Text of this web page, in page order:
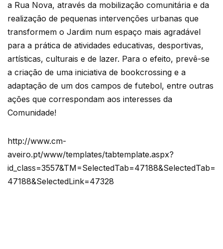
a Rua Nova, através da mobilização comunitária e da
realização de pequenas intervenções urbanas que
transformem o Jardim num espaço mais agradável
para a prática de atividades educativas, desportivas,
artísticas, culturais e de lazer. Para o efeito, prevê-se
a criação de uma iniciativa de bookcrossing e a
adaptação de um dos campos de futebol, entre outras
ações que correspondam aos interesses da
Comunidade!
http://www.cm-
aveiro.pt/www/templates/tabtemplate.aspx?
id_class=3557&TM=SelectedTab=47188&SelectedTab=
47188&SelectedLink=47328